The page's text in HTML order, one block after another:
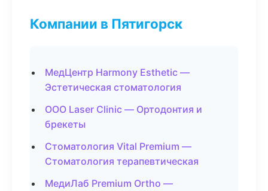
Компании в Пятигорск
МедЦентр Harmony Esthetic —
Эстетическая стоматология
ООО Laser Clinic — Ортодонтия и
брекеты
Стоматология Vital Premium —
Стоматология терапевтическая
МедиЛаб Premium Ortho —